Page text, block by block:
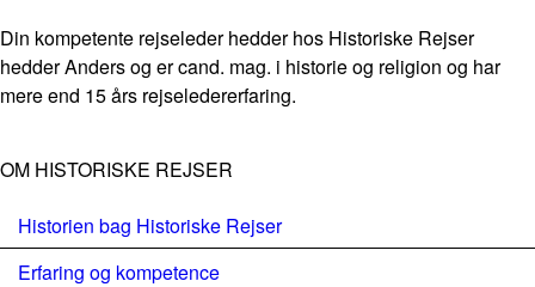
Din kompetente rejseleder hedder hos Historiske Rejser
hedder Anders og er cand. mag. i historie og religion og har
mere end 15 års rejseledererfaring.
OM HISTORISKE REJSER
Historien bag Historiske Rejser
Erfaring og kompetence